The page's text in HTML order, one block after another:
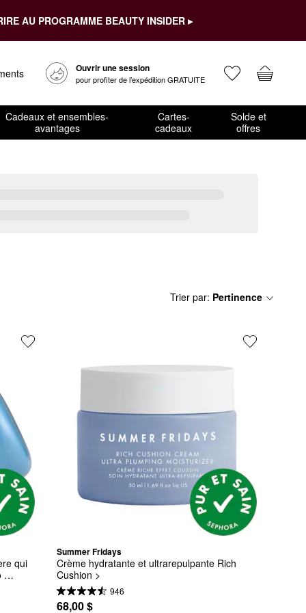
AU PROGRAMME BEAUTY INSIDER ▸
Ouvrir une session
pour profiter de l’expédition GRATUITE
Cadeaux et ensembles-
avantages
Cartes-
cadeaux
Solde et
offres
Trier par: Pertinence
qui
Summer Fridays
Crème hydratante et ultrarepulpante Rich
Cushion >
946
68,00 $